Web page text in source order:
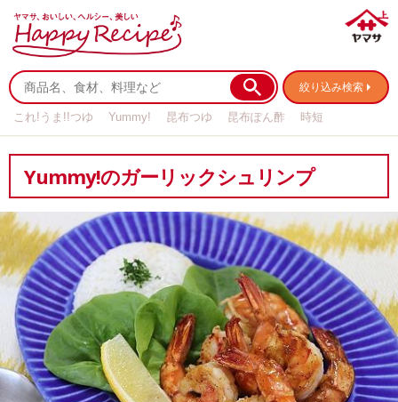
絞り込み検索
これ!うま!!つゆ Yummy! 昆布つゆ 昆布ぽん酢
時短
Yummy!のガーリックシュリンプ